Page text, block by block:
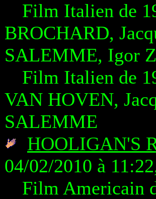
Film Italien de
BROCHARD,
SALEMME, Igor
Film Italien de
VAN HOVEN,
SALEMME
HOOLIGAN'S
04/02/2010 à
Film Americain